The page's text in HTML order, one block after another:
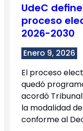
UdeC
proceso
2026-2030
Enero 9, 2026
El proceso
quedó
acordó
la modalidad
conforme al